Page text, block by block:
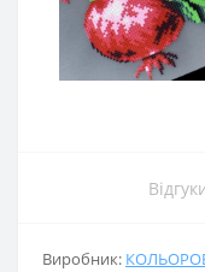
Виробник: